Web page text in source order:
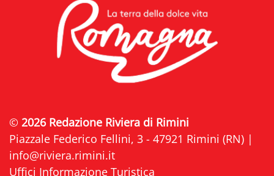
© 2026 Redazione Riviera di Rimini
Piazzale Federico Fellini, 3 - 47921 Rimini (RN) |
info@riviera.rimini.it
Uffici Informazione Turistica